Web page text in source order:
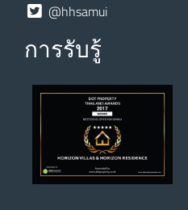
@hhsamui
การรับรู้